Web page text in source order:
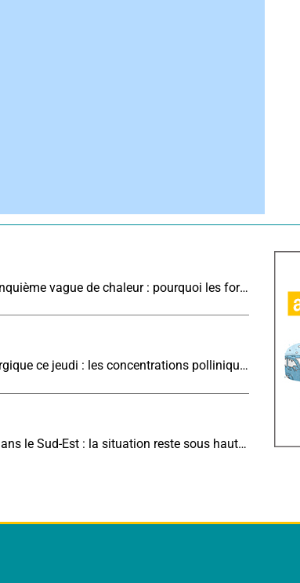
Vers une cinquième vague de chaleur : pourquoi les fortes chaleurs vont rapidement revenir en France
Risque allergique ce jeudi : les concentrations polliniques restent élevées au nord
Incendies dans le Sud-Est : la situation reste sous haute surveillance